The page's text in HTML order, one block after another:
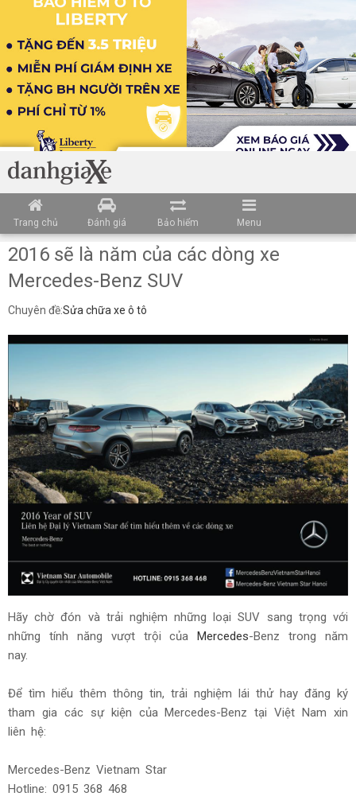
Trang chủ Đánh giá Bảo hiểm Menu
2016 sẽ là năm của các dòng xe
Mercedes-Benz SUV
Chuyên đề:Sửa chữa xe ô tô
Hãy chờ đón và trải nghiệm những loại SUV sang trọng với
những tính năng vượt trội củaMercedes-Benz trong năm
nay.
Để tìm hiểu thêm thông tin, trải nghiệm lái thử hay đăng ký
tham gia các sự kiện của Mercedes-Benz tại Việt Nam xin
liên hệ:
Mercedes-Benz Vietnam Star
Hotline: 0915 368 468